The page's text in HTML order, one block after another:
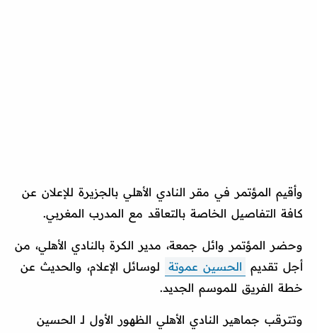
وأقيم المؤتمر في مقر النادي الأهلي بالجزيرة للإعلان عن
كافة التفاصيل الخاصة بالتعاقد مع المدرب المغربي.
وحضر المؤتمر وائل جمعة، مدير الكرة بالنادي الأهلي، من
أجل تقديم
الحسين عموتة
لوسائل الإعلام، والحديث عن
خطة الفريق للموسم الجديد.
وتترقب جماهير النادي الأهلي الظهور الأول لـ الحسين